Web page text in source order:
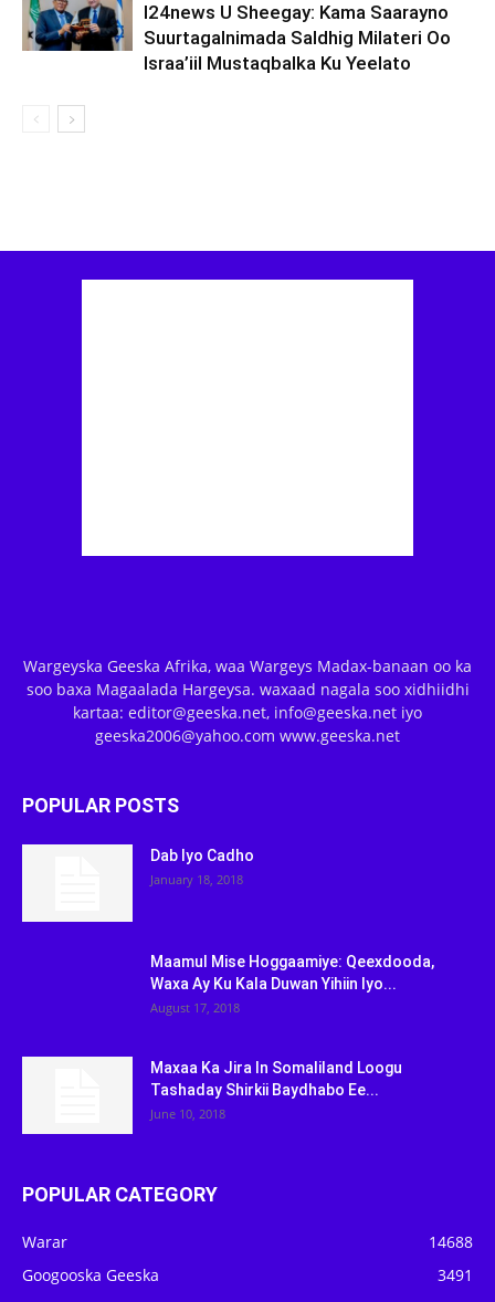
I24news U Sheegay: Kama Saarayno
Suurtagalnimada Saldhig Milateri Oo
Israa’iil Mustaqbalka Ku Yeelato
Wargeyska Geeska Afrika, waa Wargeys Madax-banaan oo ka
soo baxa Magaalada Hargeysa. waxaad nagala soo xidhiidhi
kartaa: editor@geeska.net, info@geeska.net iyo
geeska2006@yahoo.com www.geeska.net
POPULAR POSTS
Dab Iyo Cadho
January 18, 2018
Maamul Mise Hoggaamiye: Qeexdooda,
Waxa Ay Ku Kala Duwan Yihiin Iyo...
August 17, 2018
Maxaa Ka Jira In Somaliland Loogu
Tashaday Shirkii Baydhabo Ee...
June 10, 2018
POPULAR CATEGORY
Warar
14688
Googooska Geeska
3491